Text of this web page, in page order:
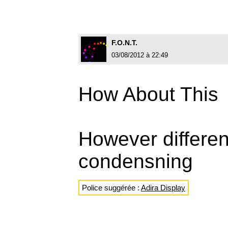
F.O.N.T.
03/08/2012 à 22:49
How About This
However
condensning
Police suggérée : Adira Display